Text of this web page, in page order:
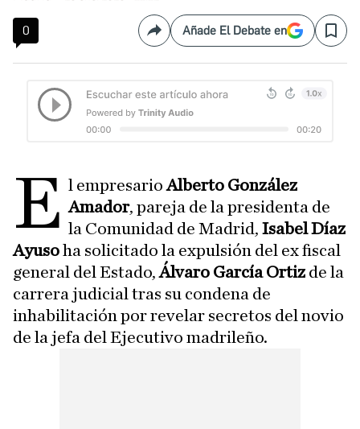
0 CompartirAñade El Debate en Save
E l empresarioAlberto González
Amador, pareja de la presidenta de
la Comunidad de Madrid,Isabel Díaz
Ayusoha solicitado la expulsión del ex fiscal
general del Estado,Álvaro García Ortizde la
carrera judicial tras su condena de
inhabilitación por revelar secretos del novio
de la jefa del Ejecutivo madrileño.